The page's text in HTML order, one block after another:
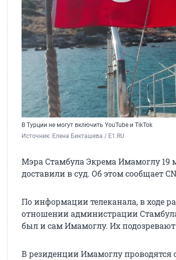
В Турции не могут включить YouTube и TikTok
Источник: Елена Бикташева / E1.RU
Мэра Стамбула Экрема Имамоглу 19
доставили в суд. Об этом сообщает
По информации телеканала, в ходе
отношении администрации
был и сам Имамоглу. Их
В резиденции Имамоглу